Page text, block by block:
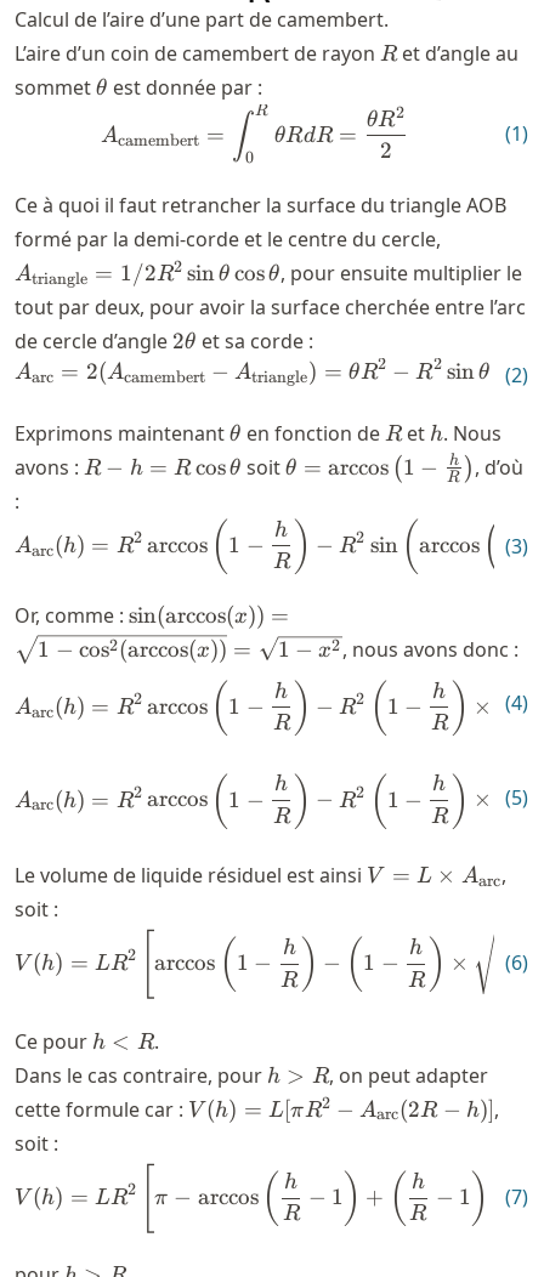
Calcul de l’aire d’une part de camembert.
L’aire d’un coin de camembert de rayon R
Ret d’angle au
sommet\theta
θ est donnée par :
Acamembert = ∫0
R
θRdR =
2
θR2
(1)
Ce à quoi il faut retrancher la surface du triangle AOB
formé par la demi-corde et le centre du cercle,
= 1/2
\cos
Atriangle = 1/2R2 sinθ cosθ, pour ensuite multiplier le
tout par deux, pour avoir la surface cherchée entre l’arc
de cercle d’angle 2
\theta
2θ et sa corde :
A_{\mathrm{arc}} =
Aarc = 2(Acamembert − Atriangle) = θR2 − R2 sinθ cosθ
(2)
Exprimons maintenant\theta
θ en fonction de R
Ret h
h. Nous
avons : R-h =
\theta
R − h = Rcosθ soit\theta =
\left( 1 -
\frac{h}
{R}\right)
θ = arccos (1 − R
h ), d’où
:
A_{\mathrm{arc}}(h) =
Aarc(h) = R2 arccos ( 1 −
R
h ) − R2 sin (arccos ( 1−
(3)
Or, comme : \sin(\arccos(x)) =
\sqrt{1 -
\cos^2(\arccos(x))}
= \sqrt{1-x^2}
sin(arccos(x)) =
1 − cos2(arccos(x)) = 1 − x2, nous avons donc :
A_{\mathrm{arc}}(h) =
Aarc(h) = R2 arccos ( 1 −
R
h ) − R2 ( 1 −
R
h ) × 1
(4)
A_{\mathrm{arc}}(h) =
Aarc(h) = R2 arccos ( 1 −
R
h ) − R2 ( 1 −
R
h ) × (5)
Le volume de liquide résiduel est ainsi V = L\times
V = L × Aarc,
soit :
V(h) = LR^{2}\left[
V (h) = LR2 [arccos ( 1 −
R
h ) − ( 1 −
R
h ) ×
R (
(6)
Ce pour h
<
h < R.
Dans le cas contraire, pour h>R
h > R, on peut adapter
cette formule car : V(h) = L[\pi R^2 -
V (h) = L[πR2 − Aarc(2R − h)],
soit :
V(h) = LR^{2}\left[ \pi -
V (h) = LR2 [π − arccos ( R
h
− 1 ) + ( R
h
− 1 ) ×
(7)
h>R